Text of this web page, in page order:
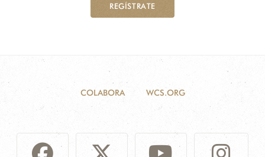
REGÍSTRATE
COLABORA WCS.ORG